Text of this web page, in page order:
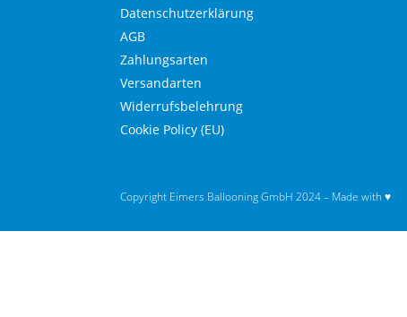
Datenschutzerklärung
AGB
Zahlungsarten
Versandarten
Widerrufsbelehrung
Cookie Policy (EU)
Copyright Eimers Ballooning GmbH 2024 – Made with ♥